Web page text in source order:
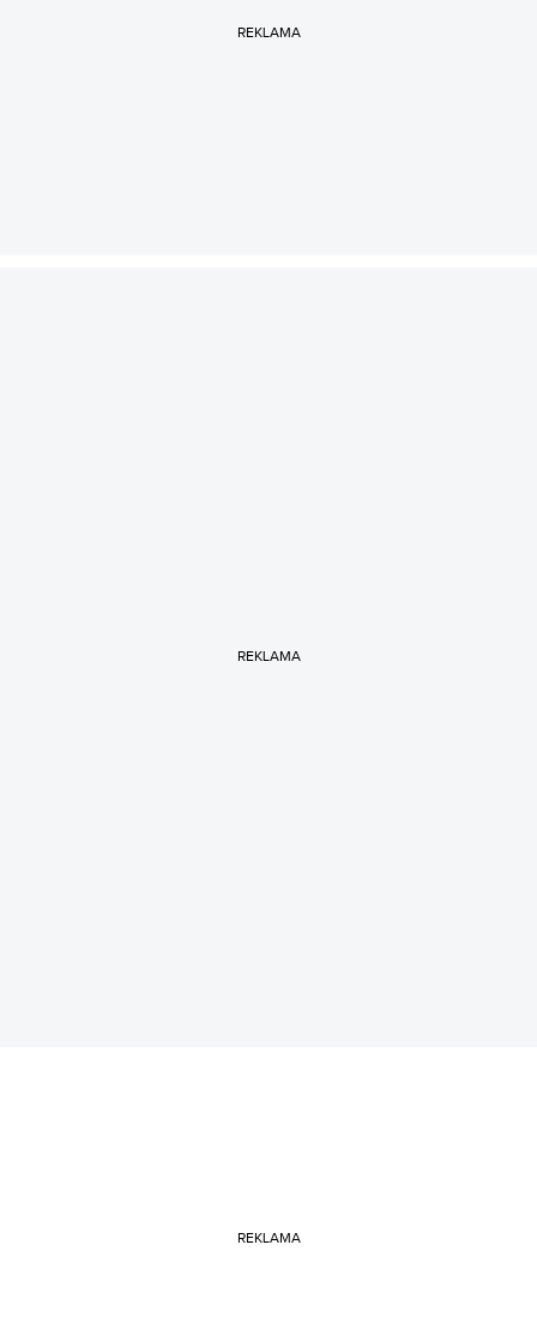
REKLAMA
REKLAMA
REKLAMA